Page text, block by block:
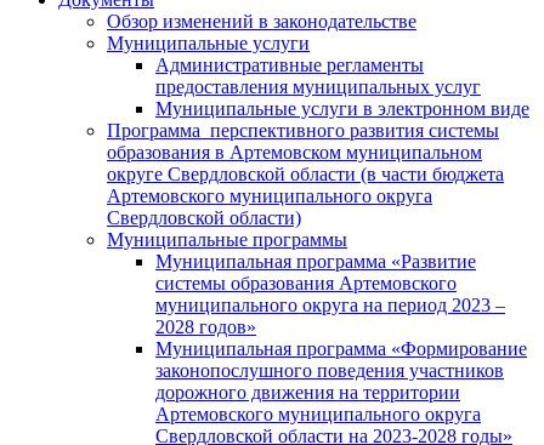
Обзор изменений в законодательстве
Муниципальные услуги
Административные регламенты
предоставления муниципальных услуг
Муниципальные услуги в электронном виде
Программа перспективного развития системы
образования в Артемовском муниципальном
округе Свердловской области (в части бюджета
Артемовского муниципального округа
Свердловской области)
Муниципальные программы
Муниципальная программа «Развитие
системы образования Артемовского
муниципального округа на период 2023 –
2028 годов»
Муниципальная программа «Формирование
законопослушного поведения участников
дорожного движения на территории
Артемовского муниципального округа
Свердловской области на 2023-2028 годы»